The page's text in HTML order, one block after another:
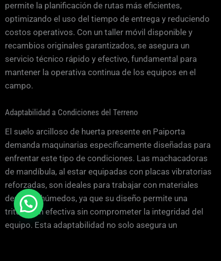
permite la planificación de rutas más eficientes,
optimizando el uso del tiempo de entrega y reduciendo
costos operativos. Con un taller móvil disponible y
recambios originales garantizados, se asegura un
servicio técnico rápido y efectivo, fundamental para
mantener la operativa continua de los equipos en el
campo.
Adaptabilidad a Condiciones del Terreno
El suelo arcilloso de huerta presente en Paiporta
demanda maquinarias específicamente diseñadas para
enfrentar este tipo de condiciones. Las machacadoras
de mandíbula, al estar equipadas con placas vibratorias
reforzadas, son ideales para trabajar con materiales
densos y húmedos, ya que su diseño permite una
trituración efectiva sin comprometer la integridad del
equipo. Esta adaptabilidad no solo asegura un